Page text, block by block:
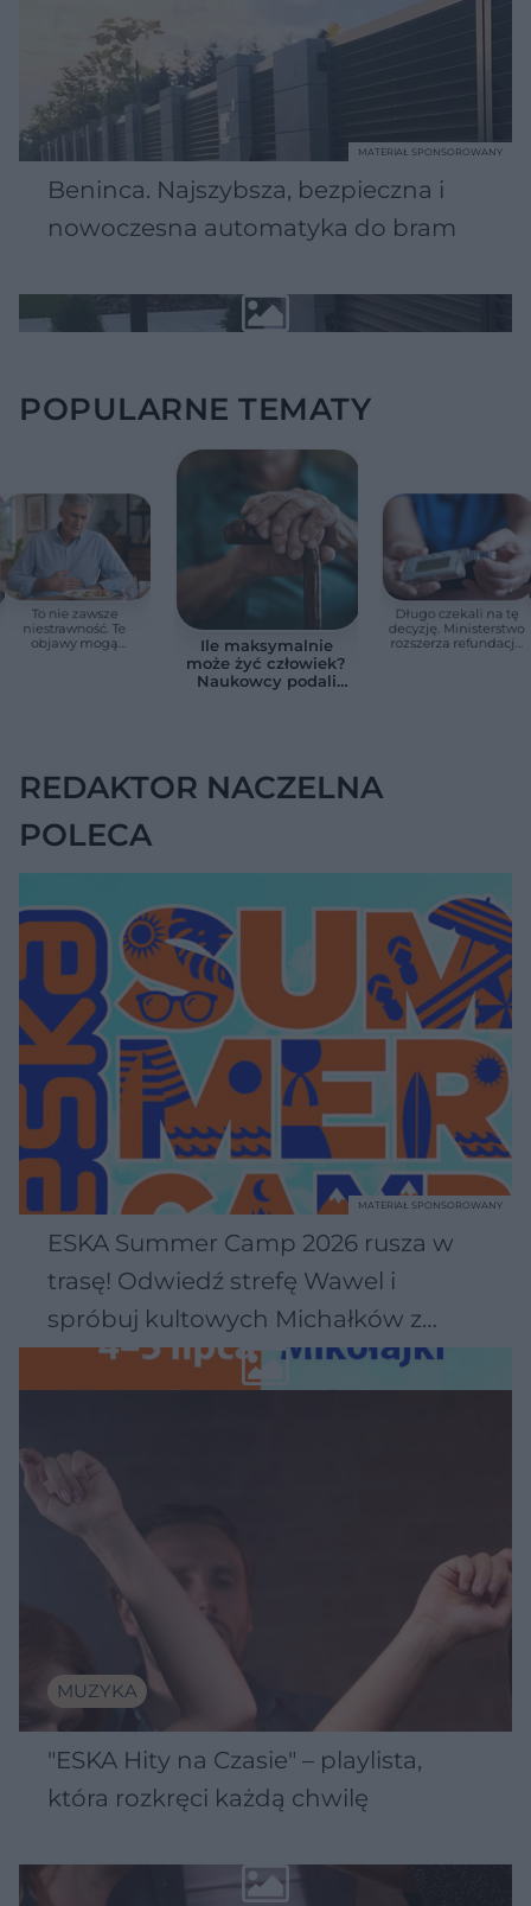
Beninca. Najszybsza, bezpieczna i
nowoczesna automatyka do bram
MATERIAŁ SPONSOROWANY
POPULARNE TEMATY
To nie zawsze
niestrawność. Te
objawy mogą
Ile maksymalnie
może żyć człowiek?
Naukowcy podali
Długo czekali na tę
decyzję. Ministerstwo
rozszerza refundację
REDAKTOR NACZELNA
POLECA
ESKA Summer Camp 2026 rusza w
trasę! Odwiedź strefę Wawel i
spróbuj kultowych Michałków z
Wawelu
MATERIAŁ SPONSOROWANY
MUZYKA
"ESKA Hity na Czasie" – playlista,
która rozkręci każdą chwilę